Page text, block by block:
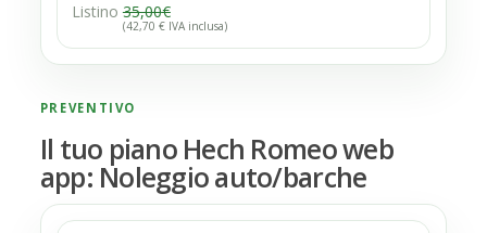
Listino35,00€
(42,70 € IVA inclusa)
PREVENTIVO
Il tuo piano Hech Romeo web
app: Noleggio auto/barche